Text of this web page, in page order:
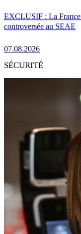
EXCLUSIF : La France
controversée au SEAE
07.08.2026
SÉCURITÉ